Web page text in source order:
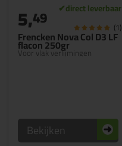
Frencken Nova Col D3 LF
flacon 250gr
Voor vlak verlijmingen
5,49 (1)
Bekijken